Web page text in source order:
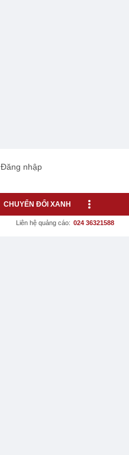
Đăng nhập
CHUYỂN ĐỔI XANH
Liên hệ quảng cáo: 024 36321588